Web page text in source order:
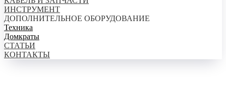
ИНСТРУМЕНТ
ДОПОЛНИТЕЛЬНОЕ ОБОРУДОВАНИЕ
Техника
Домкраты
СТАТЬИ
КОНТАКТЫ